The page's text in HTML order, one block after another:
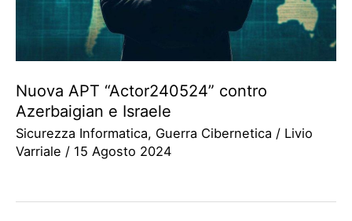
Nuova APT “Actor240524” contro
Azerbaigian e Israele
Sicurezza Informatica, Guerra Cibernetica / Livio
Varriale / 15 Agosto 2024